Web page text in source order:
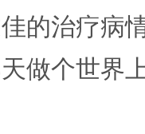
的治疗病
做个世界